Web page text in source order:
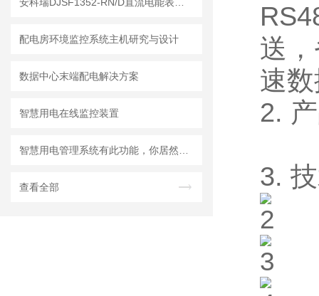
配电房环境监控系统主机研究与设计
数据中心末端配电解决方案
智慧用电在线监控装置
查看全部
送
速
2.
3.